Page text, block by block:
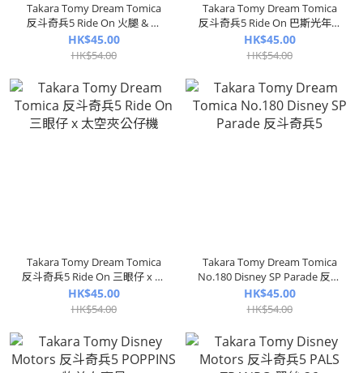
Takara Tomy Dream Tomica
反斗奇兵5 Ride On 火腿 & 安
迪
HK$45.00
HK$54.00
Takara Tomy Dream Tomica
反斗奇兵5 Ride On 巴斯光年 &
太空船26
HK$45.00
HK$54.00
Takara Tomy Dream Tomica
反斗奇兵5 Ride On 三眼仔 x 太
空夾公仔機
HK$45.00
HK$54.00
Takara Tomy Dream Tomica
No.180 Disney SP Parade 反斗
奇兵5
HK$45.00
HK$54.00